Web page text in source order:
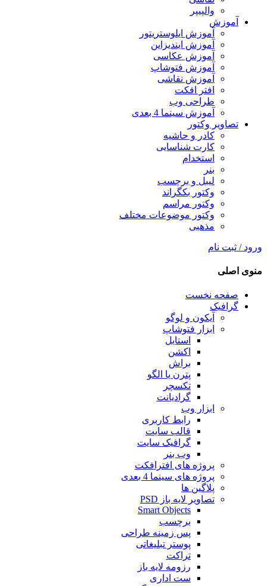
والپیپر
آموزش
آموزش ایلوستریتور
آموزش ایندیزاین
آموزش عکاسی
آموزش فتوشاپ
آموزش نقاشی
افتر افکت
طراحی وب
آموزش سینما 4 بعدی
تصاویر وکتور
کادر و حاشیه
کارت شناسایی
استخدام
بنر
لیبل و برچسب
وکتور بکگراند
وکتور مراسم
وکتور موضوعات مختلف
مذهبی
ورود / ثبت نام
منوی اصلی
صفحه نخست
گرافیک
آیکون و لوگو
ابزار فتوشاپ
استایل
اکشن
براش
پترن یا الگو
تکسچر
گرادیانت
ابزار وب
رابط کاربری
قالب سایت
گرافیک سایت
وب بنر
پروژه های افترافکت
پروژه های سینما 4 بعدی
پلاگین ها
تصاویر لایه باز PSD
Smart Objects
برچسب
پس زمینه طراحی
پوستر تبلیغاتی
تراکت
رزومه لایه باز
ست اداری